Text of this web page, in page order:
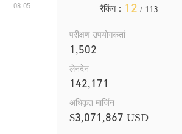
रैंकिंग： 12 / 113
परीक्षण उपयोगकर्ता
1,502
लेनदेन
142,171
अधिकृत मार्जिन
$3,071,867 USD